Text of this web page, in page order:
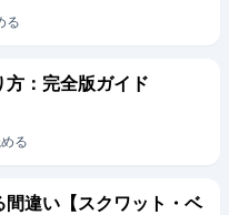
る
：完全版ガイド
る
違い【スクワット・ベ